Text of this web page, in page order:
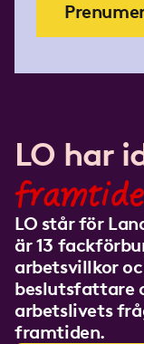
LO har
LO står för
är 13
arbetsvillkor
beslutsfattare
arbetslivets
framtiden.